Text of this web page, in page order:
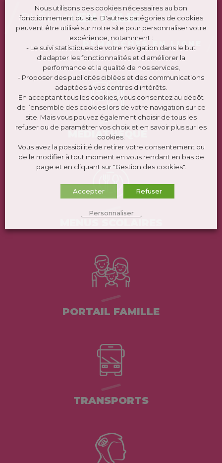
PLÉLANEN 1 CLIC
DÉMARCHES EN LIGNE
MÉDIATHÈQUE
PORTAIL FAMILLE
TRANSPORTS
Nous utilisons des cookies nécessaires au bon
fonctionnement du site. D'autres catégories de cookies
peuvent être utilisé sur notre site pour personnaliser votre
expérience, notamment :
- Le suivi statistiques de votre navigation dans le but
d'adapter les fonctionnalités et d'améliorer la
performance et la qualité de nos services,
- Proposer des publicités ciblées et des communications
adaptées à vos centres d'intérêts.
En acceptant tous les cookies, vous consentez au dépôt
de l’ensemble des cookies lors de votre navigation sur ce
site. Mais vous pouvez également choisir de tous les
refuser ou de paramétrer vos choix et en savoir plus sur les
cookies.
Vous avez la possibilité de retirer votre consentement ou
de le modifier à tout moment en vous rendant en bas de
page et en cliquant sur "Gestion des cookies".
Accepter Refuser
Personnaliser